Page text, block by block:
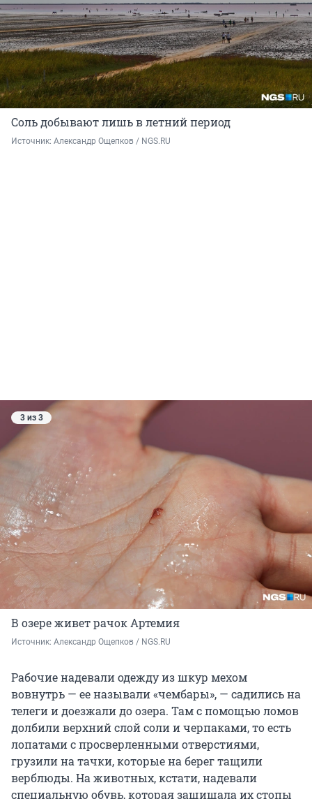
Соль добывают лишь в летний период
Источник: Александр Ощепков / NGS.RU
3 из 3
В озере живет рачок Артемия
Источник: Александр Ощепков / NGS.RU
Рабочие надевали одежду из шкур мехом
вовнутрь — ее называли «чембары», — садились на
телеги и доезжали до озера. Там с помощью ломов
долбили верхний слой соли и черпаками, то есть
лопатами с просверленными отверстиями,
грузили на тачки, которые на берег тащили
верблюды. На животных, кстати, надевали
специальную обувь, которая защищала их стопы